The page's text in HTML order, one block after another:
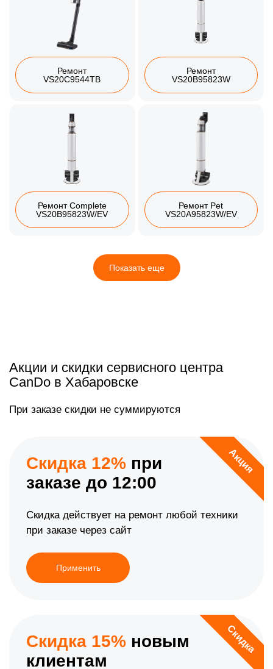
Ремонт
VS20C9544TB
Ремонт
VS20B95823W
Ремонт Complete
VS20B95823W/EV
Ремонт Pet
VS20A95823W/EV
Показать еще
Акции и скидки сервисного центра
CanDo в Хабаровске
При заказе скидки не суммируются
Акция
Скидка 12% при
заказе до 12:00
Скидка действует на ремонт любой техники
при заказе через сайт
Применить
Скидка
Скидка 15% новым
клиентам